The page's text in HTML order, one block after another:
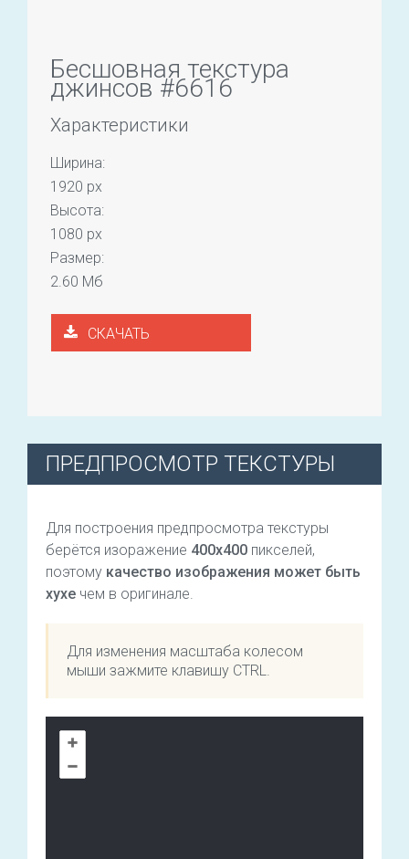
Бесшовная текстура
джинсов #6616
Характеристики
Ширина:
1920 px
Высота:
1080 px
Размер:
2.60 Мб
СКАЧАТЬ
ПРЕДПРОСМОТР ТЕКСТУРЫ
Для построения предпросмотра текстуры
берётся изоражение 400х400 пикселей,
поэтому качество изображения может быть
хухе чем в оригинале.
Для изменения масштаба колесом
мыши зажмите клавишу CTRL.